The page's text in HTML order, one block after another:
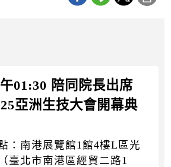
01:30 陪同院長出席
亞洲生技大會開幕典
：南港展覽館1館4樓L區光
臺北市南港區經貿二路1